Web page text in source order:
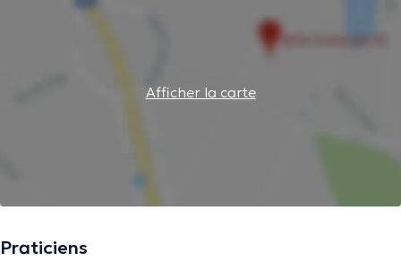
Afficher la carte
Praticiens